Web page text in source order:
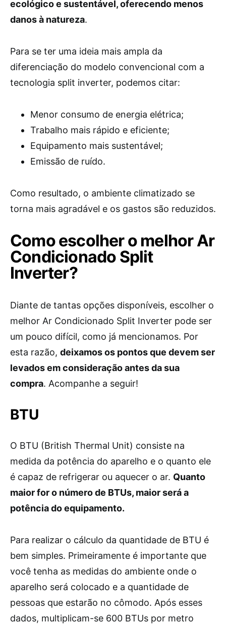
ecológico e sustentável, oferecendo menos
danos à natureza.
Para se ter uma ideia mais ampla da
diferenciação do modelo convencional com a
tecnologia split inverter, podemos citar:
Menor consumo de energia elétrica;
Trabalho mais rápido e eficiente;
Equipamento mais sustentável;
Emissão de ruído.
Como resultado, o ambiente climatizado se
torna mais agradável e os gastos são reduzidos.
Como escolher o melhor Ar
Condicionado Split
Inverter?
Diante de tantas opções disponíveis, escolher o
melhor Ar Condicionado Split Inverter pode ser
um pouco difícil, como já mencionamos. Por
esta razão, deixamos os pontos que devem ser
levados em consideração antes da sua
compra. Acompanhe a seguir!
BTU
O BTU (British Thermal Unit) consiste na
medida da potência do aparelho e o quanto ele
é capaz de refrigerar ou aquecer o ar. Quanto
maior for o número de BTUs, maior será a
potência do equipamento.
Para realizar o cálculo da quantidade de BTU é
bem simples. Primeiramente é importante que
você tenha as medidas do ambiente onde o
aparelho será colocado e a quantidade de
pessoas que estarão no cômodo. Após esses
dados, multiplicam-se 600 BTUs por metro